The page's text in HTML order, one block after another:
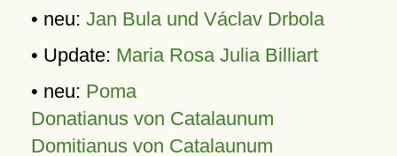
• neu: Jan Bula und Václav Drbola
• Update: Maria Rosa Julia Billiart
• neu: Poma
Donatianus von Catalaunum
Domitianus von Catalaunum